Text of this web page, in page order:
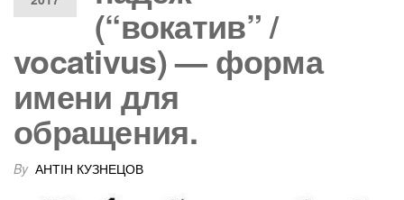
(“вокатив” /
vocativus) — форма
имени для
обращения.
By АНТІН КУЗНЕЦОВ